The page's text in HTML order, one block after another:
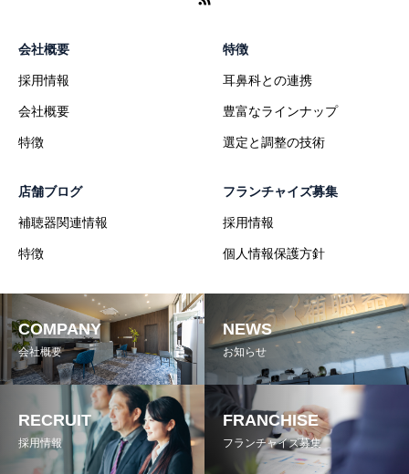
会社概要
採用情報
会社概要
特徴
特徴
耳鼻科との連携
豊富なラインナップ
選定と調整の技術
店舗ブログ
補聴器関連情報
特徴
フランチャイズ募集
採用情報
個人情報保護方針
COMPANY
会社概要
NEWS
お知らせ
RECRUIT
採用情報
FRANCHISE
フランチャイズ募集